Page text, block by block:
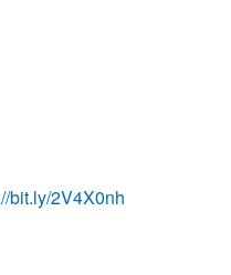
bit.ly/2V4X0nh